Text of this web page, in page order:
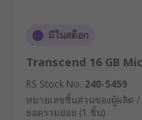
มีในสต็อก
Transcend 16 GB
RS Stock No. 240-5459
หมายเลขชิ้นส่วนของผู้ผลิต /
ยอดรวมย่อย (1 ชิ้น)